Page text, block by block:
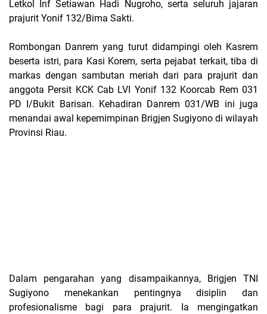
Letkol Inf Setiawan Hadi Nugroho, serta seluruh jajaran
prajurit Yonif 132/Bima Sakti.
Rombongan Danrem yang turut didampingi oleh Kasrem
beserta istri, para Kasi Korem, serta pejabat terkait, tiba di
markas dengan sambutan meriah dari para prajurit dan
anggota Persit KCK Cab LVI Yonif 132 Koorcab Rem 031
PD I/Bukit Barisan. Kehadiran Danrem 031/WB ini juga
menandai awal kepemimpinan Brigjen Sugiyono di wilayah
Provinsi Riau.
Dalam pengarahan yang disampaikannya, Brigjen TNI
Sugiyono menekankan pentingnya disiplin dan
profesionalisme bagi para prajurit. Ia mengingatkan